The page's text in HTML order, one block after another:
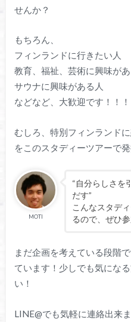
せんか？
もちろん、
フィンランドに行きたい人
教育、福祉、芸術に興味があ
サウナに興味がある人
などなど、大歓迎です！！！
むしろ、特別フィンランド
をこのスタディーツアーで
MOTI
“自分らしさを
だす”
こんなスタデ
るので、ぜひ
まだ企画を考えている段階
ています！少しでも気にな
い！
LINE@でも気軽に連絡出来